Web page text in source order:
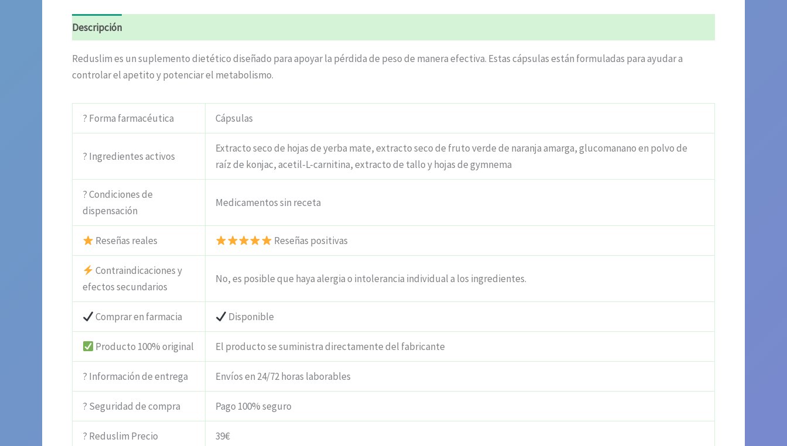
Descripción
Reduslim es un suplemento dietético diseñado para apoyar la pérdida de peso de manera efectiva. Estas cápsulas están formuladas para ayudar a
controlar el apetito y potenciar el metabolismo.
? Forma farmacéutica Cápsulas
? Ingredientes activos
Extracto seco de hojas de yerba mate, extracto seco de fruto verde de naranja amarga, glucomanano en polvo de
raíz de konjac, acetil-L-carnitina, extracto de tallo y hojas de gymnema
? Condiciones de
dispensación
Medicamentos sin receta
Reseñas reales Reseñas positivas
Contraindicaciones y
efectos secundarios
No, es posible que haya alergia o intolerancia individual a los ingredientes.
Comprar en farmacia Disponible
Producto 100% original El producto se suministra directamente del fabricante
? Información de entrega Envíos en 24/72 horas laborables
? Seguridad de compra Pago 100% seguro
? Reduslim Precio 39€